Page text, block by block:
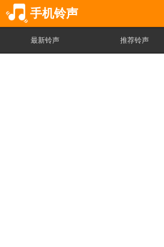
手机铃声
最新铃声 推荐铃声